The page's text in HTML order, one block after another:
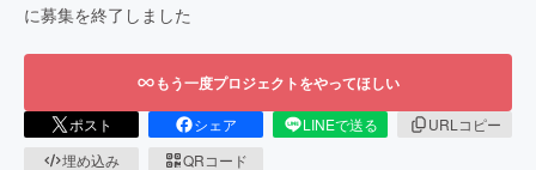
に募集を終了しました
もう一度プロジェクトをやってほしい
ポスト シェア LINEで送る
URLコピー
埋め込み
QRコード